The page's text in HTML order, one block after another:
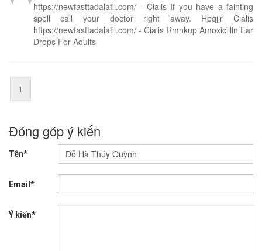
https://newfasttadalafil.com/ - Cialis If you have a fainting
spell call your doctor right away. Hpqjjr Cialis
https://newfasttadalafil.com/ - Cialis Rmnkup Amoxicillin Ear
Drops For Adults
1
Đóng góp ý kiến
Tên*
Email*
Ý kiến*